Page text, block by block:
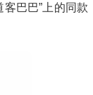
巴巴”上的同款